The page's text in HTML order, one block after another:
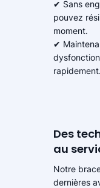
✔ Sans
pouvez
moment.
✔
rapidement.
Des
au
Notre
dernières